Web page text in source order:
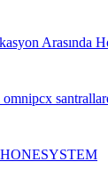
Arasında
omnipcx